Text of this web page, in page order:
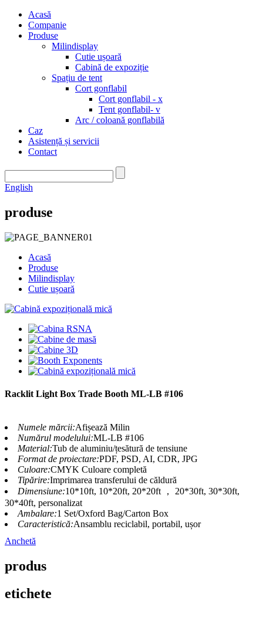
Acasă
Companie
Produse
Milindisplay
Cutie ușoară
Cabină de expoziție
Spațiu de tent
Cort gonflabil
Cort gonflabil - x
Tent gonflabil- v
Arc / coloană gonflabilă
Caz
Asistență și servicii
Contact
English
produse
Acasă
Produse
Milindisplay
Cutie ușoară
Racklit Light Box Trade Booth ML-LB #106
Numele mărcii:Afișează Milin
Numărul modelului:ML-LB #106
Material:Tub de aluminiu/țesătură de tensiune
Format de proiectare:PDF, PSD, AI, CDR, JPG
Culoare:CMYK Culoare completă
Tipărire:Imprimarea transferului de căldură
Dimensiune:10*10ft, 10*20ft, 20*20ft ， 20*30ft, 30*30ft,
30*40ft, personalizat
Ambalare:1 Set/Oxford Bag/Carton Box
Caracteristică:Ansamblu reciclabil, portabil, ușor
Anchetă
produs
etichete